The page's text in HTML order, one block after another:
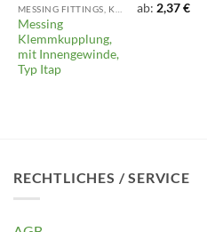
Messing
Klemmkupplung,
mit Innengewinde,
Typ Itap
ab: 2,37€
RECHTLICHES / SERVICE